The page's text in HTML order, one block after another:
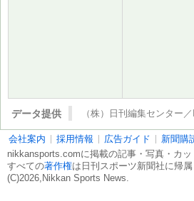
データ提供 （株）日刊編集センター
会社案内 採用情報 広告ガイド 新聞購
nikkansports.comに掲載の記事・写真・カッ
すべての著作権は日刊スポーツ新聞社に帰属
(C)2026,Nikkan Sports News.